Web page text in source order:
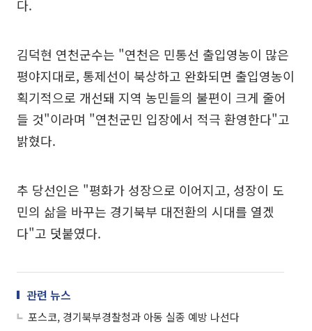
다.
김덕현 연천군수는 "연천은 민통선 출입영농이 많은
평야지대로, 통제선이 북상하고 완화되면 출입영농이
획기적으로 개선돼 지역 농민들의 불편이 크게 줄어
들 것"이라며 "연천군민 입장에서 적극 환영한다"고
밝혔다.
추 당선인은 "평화가 성장으로 이어지고, 성장이 도
민의 삶을 바꾸는 경기북부 대전환의 시대를 열겠
다"고 덧붙였다.
관련 뉴스
포스코, 경기북부경찰청과 아동 실종 예방 나선다